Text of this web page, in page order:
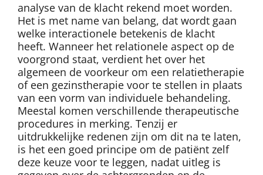
analyse van de klacht rekend moet worden.
Het is met name van belang, dat wordt gaan
welke interactionele betekenis de klacht
heeft. Wanneer het relationele aspect op de
voorgrond staat, verdient het over het
algemeen de voorkeur om een relatietherapie
of een gezinstherapie voor te stellen in plaats
van een vorm van individuele behandeling.
Meestal komen verschillende therapeutische
procedures in merking. Tenzij er
uitdrukkelijke redenen zijn om dit na te laten,
is het een goed principe om de patiënt zelf
deze keuze voor te leggen, nadat uitleg is